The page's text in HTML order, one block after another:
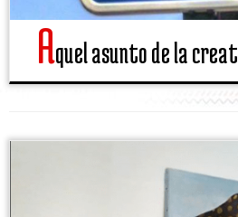
Aquel asunto de la